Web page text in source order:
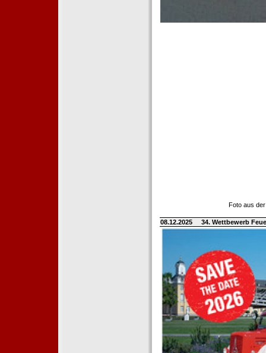
Foto aus
08.12.2025 34. Wettbewerb